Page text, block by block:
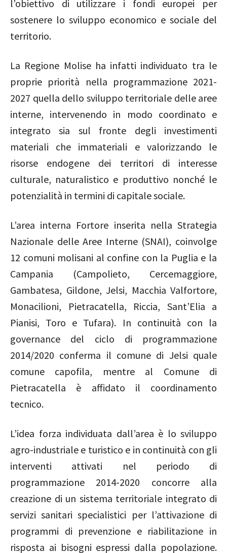
l’obiettivo di utilizzare i fondi europei per
sostenere lo sviluppo economico e sociale del
territorio.
La Regione Molise ha infatti individuato tra le
proprie priorità nella programmazione 2021-
2027 quella dello sviluppo territoriale delle aree
interne, intervenendo in modo coordinato e
integrato sia sul fronte degli investimenti
materiali che immateriali e valorizzando le
risorse endogene dei territori di interesse
culturale, naturalistico e produttivo nonché le
potenzialità in termini di capitale sociale.
L’area interna Fortore inserita nella Strategia
Nazionale delle Aree Interne (SNAI), coinvolge
12 comuni molisani al confine con la Puglia e la
Campania (Campolieto, Cercemaggiore,
Gambatesa, Gildone, Jelsi, Macchia Valfortore,
Monacilioni, Pietracatella, Riccia, Sant’Elia a
Pianisi, Toro e Tufara). In continuità con la
governance del ciclo di programmazione
2014/2020 conferma il comune di Jelsi quale
comune capofila, mentre al Comune di
Pietracatella è affidato il coordinamento
tecnico.
L’idea forza individuata dall’area è lo sviluppo
agro-industriale e turistico e in continuità con gli
interventi attivati nel periodo di
programmazione 2014-2020 concorre alla
creazione di un sistema territoriale integrato di
servizi sanitari specialistici per l’attivazione di
programmi di prevenzione e riabilitazione in
risposta ai bisogni espressi dalla popolazione.